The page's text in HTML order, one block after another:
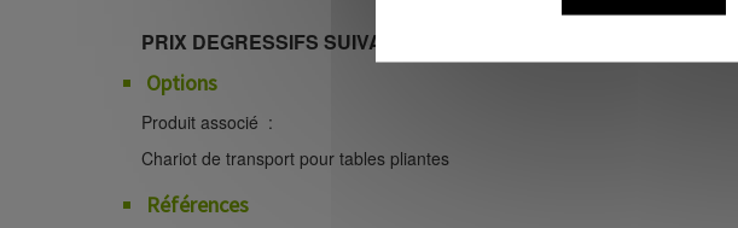
PRIX DEGRESSIFS SUIVANT QUANTITATIF
Options
Produit associé :
Chariot de transport pour tables pliantes
Références